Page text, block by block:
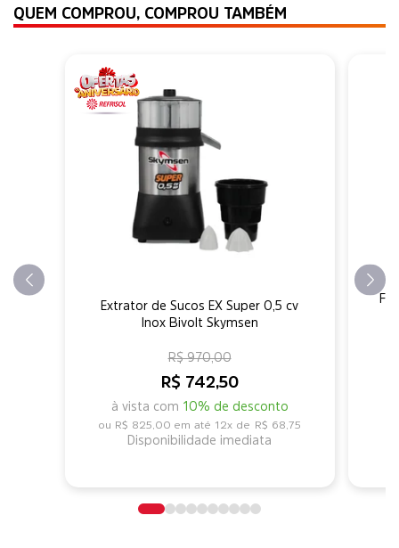
QUEM COMPROU, COMPROU TAMBÉM
Extrator de Sucos EX Super 0,5 cv
Inox Bivolt Skymsen
R$ 742,50
à vista com 10% de desconto
R$ 970,00
R$ 825,00 12x de R$ 68,75
Disponibilidade imediata